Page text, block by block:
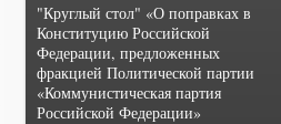
"Круглый стол" «О поправках в
Конституцию Российской
Федерации, предложенных
фракцией Политической партии
«Коммунистическая партия
Российской Федерации»